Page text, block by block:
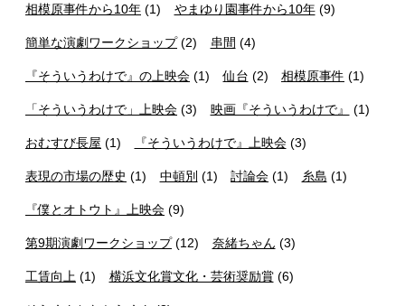
相模原事件から10年 (1) やまゆり園事件から10年(9)
簡単な演劇ワークショップ(2) 串間 (4)
『そういうわけで』の上映会 (1) 仙台 (2) 相模原事件 (1)
「そういうわけで」上映会 (3) 映画『そういうわけで』 (1)
おむすび長屋 (1) 『そういうわけで』上映会(3)
表現の市場の歴史 (1) 中頓別 (1) 討論会 (1) 糸島 (1)
『僕とオトウト』上映会 (9)
第9期演劇ワークショップ(12) 奈緒ちゃん (3)
工賃向上 (1) 横浜文化賞文化・芸術奨励賞(6)